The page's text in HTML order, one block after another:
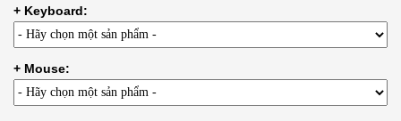
+ Keyboard:
+ Mouse: